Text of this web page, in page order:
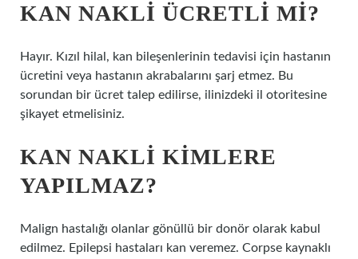
KAN NAKLI ÜCRETLI MI?
Hayır. Kızıl hilal, kan bileşenlerinin tedavisi için hastanın
ücretini veya hastanın akrabalarını şarj etmez. Bu
sorundan bir ücret talep edilirse, ilinizdeki il otoritesine
şikayet etmelisiniz.
KAN NAKLI KIMLERE
YAPILMAZ?
Malign hastalığı olanlar gönüllü bir donör olarak kabul
edilmez. Epilepsi hastaları kan veremez. Corpse kaynaklı